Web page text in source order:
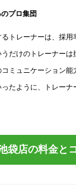
プロ集団
トレーナーは、採
だけのトレーナー
ミュニケーション
たように、トレー
袋店の料金と